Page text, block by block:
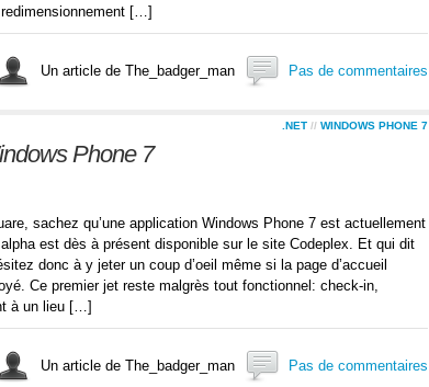
[…]
Un article de The_badger_man Pas de commentaires
.NET // WINDOWS PHONE 7
Phone 7
sachez qu’une application Windows Phone 7 est actuellement
est dès à présent disponible sur le site Codeplex. Et qui dit
donc à y jeter un coup d’oeil même si la page d’accueil
Ce premier jet reste malgrès tout fonctionnel: check-in,
à un lieu […]
Un article de The_badger_man Pas de commentaires